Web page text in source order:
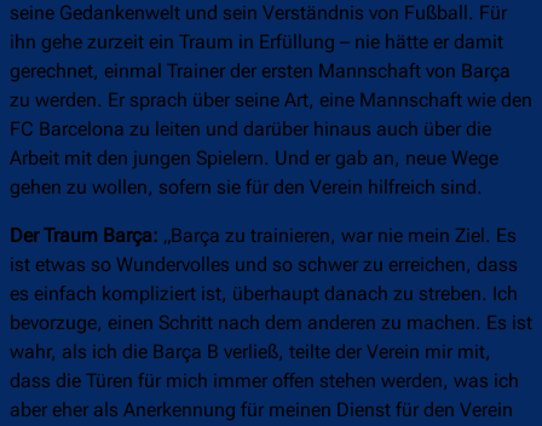
seine Gedankenwelt und sein Verständnis von Fußball. Für
ihn gehe zurzeit ein Traum in Erfüllung – nie hätte er damit
gerechnet, einmal Trainer der ersten Mannschaft von Barça
zu werden. Er sprach über seine Art, eine Mannschaft wie den
FC Barcelona zu leiten und darüber hinaus auch über die
Arbeit mit den jungen Spielern. Und er gab an, neue Wege
gehen zu wollen, sofern sie für den Verein hilfreich sind.
Der Traum Barça: „Barça zu trainieren, war nie mein Ziel. Es
ist etwas so Wundervolles und so schwer zu erreichen, dass
es einfach kompliziert ist, überhaupt danach zu streben. Ich
bevorzuge, einen Schritt nach dem anderen zu machen. Es ist
wahr, als ich die Barça B verließ, teilte der Verein mir mit,
dass die Türen für mich immer offen stehen werden, was ich
aber eher als Anerkennung für meinen Dienst für den Verein